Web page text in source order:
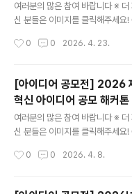
성 ③ 간단하고 직관적인 사용 ④
보 ⑤ 오류에 대한 포용력 ⑥ 적은
별 가점 항목: 유니..
여러분의 많은 참여 바랍니다 ※
신 분들은 이미지를 클릭해주세
메타버스·XR 캐릭터 '올릭스
상상력으로 올릭스 세계관을 넓힐
창작을 넘어 향후 웹툰, 굿즈, 숏폼
용화가 가능한 비즈니스 아이템
한 상상력을 가진 만 19세 이상 아
※ 개인 또는 팀(최대 4인) 단위 참
~ 5월 10일(월) 23:59[STEP2. 1
0 0 2026. 4. 23.
[아이디어 공모전] 2026
혁신 아이디어 공모 해커톤
여러분의 많은 참여 바랍니다 ※
신 분들은 이미지를 클릭해주세
유공모(누구나) / 지정공모(누구나
AI경진대회는 공군 장병 및 군무
0 0 2026. 4. 8.